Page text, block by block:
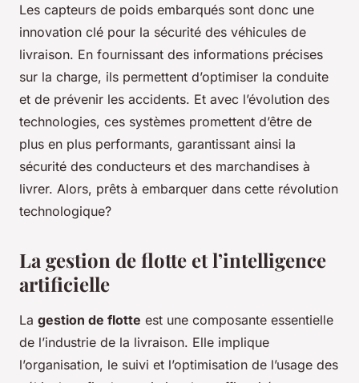
Les capteurs de poids embarqués sont donc une
innovation clé pour la sécurité des véhicules de
livraison. En fournissant des informations précises
sur la charge, ils permettent d’optimiser la conduite
et de prévenir les accidents. Et avec l’évolution des
technologies, ces systèmes promettent d’être de
plus en plus performants, garantissant ainsi la
sécurité des conducteurs et des marchandises à
livrer. Alors, prêts à embarquer dans cette révolution
technologique?
La gestion de flotte et l’intelligence
artificielle
La gestion de flotte est une composante essentielle
de l’industrie de la livraison. Elle implique
l’organisation, le suivi et l’optimisation de l’usage des